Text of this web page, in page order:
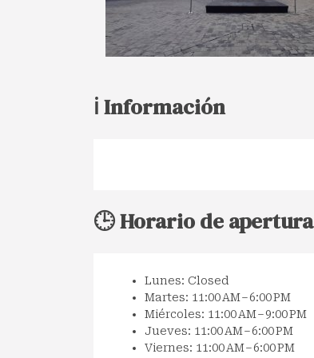
ℹ️ Información
🕒 Horario de apertura
Lunes: Closed
Martes: 11:00 AM – 6:00 PM
Miércoles: 11:00 AM – 9:00 PM
Jueves: 11:00 AM – 6:00 PM
Viernes: 11:00 AM – 6:00 PM